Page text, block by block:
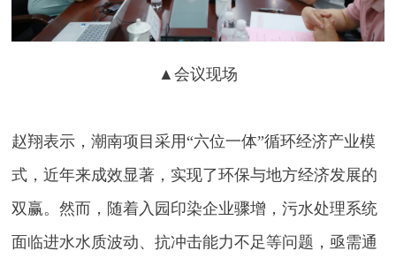
▲ 会议现场
赵翔表示，潮南项目采用“六位一体”循环经济产业模
式，近年来成效显著，实现了环保与地方经济发展的
双赢。然而，随着入园印染企业骤增，污水处理系统
面临进水水质波动、抗冲击能力不足等问题，亟需通